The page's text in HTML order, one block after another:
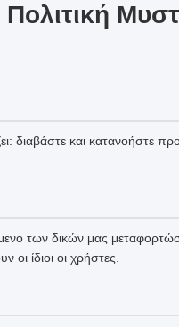
Πολιτική
διαβάστε και κατανοήστε
των δικών μας
ίδιοι οι χρήστες.